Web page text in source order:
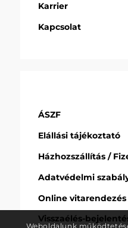
Karrier
Kapcsolat
ÁSZF
Elállási tájékoztató
Házhozszállítás /
Adatvédelmi
Online vitarendezés
Visszaélés-
Weboldalunk